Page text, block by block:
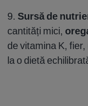
9. Sursă de
cantități mici,
de vitamina K,
la o dietă